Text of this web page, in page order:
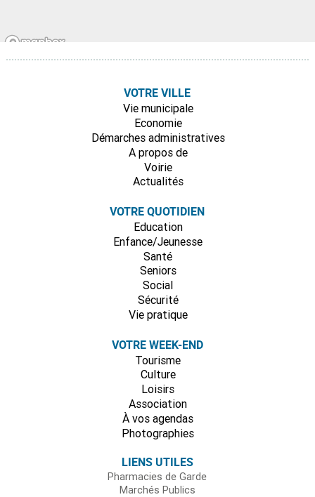
VOTRE VILLE
Vie municipale
Economie
Démarches administratives
A propos de
Voirie
Actualités
VOTRE QUOTIDIEN
Education
Enfance/Jeunesse
Santé
Seniors
Social
Sécurité
Vie pratique
VOTRE WEEK-END
Tourisme
Culture
Loisirs
Association
À vos agendas
Photographies
LIENS UTILES
Pharmacies de Garde
Marchés Publics